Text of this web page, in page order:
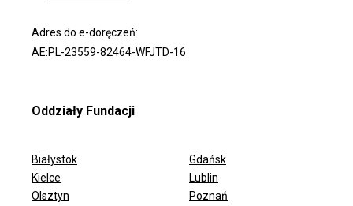
Adres do e-doręczeń:
AE:PL-23559-82464-WFJTD-16
Oddziały Fundacji
Białystok
Gdańsk
Kielce
Lublin
Olsztyn
Poznań